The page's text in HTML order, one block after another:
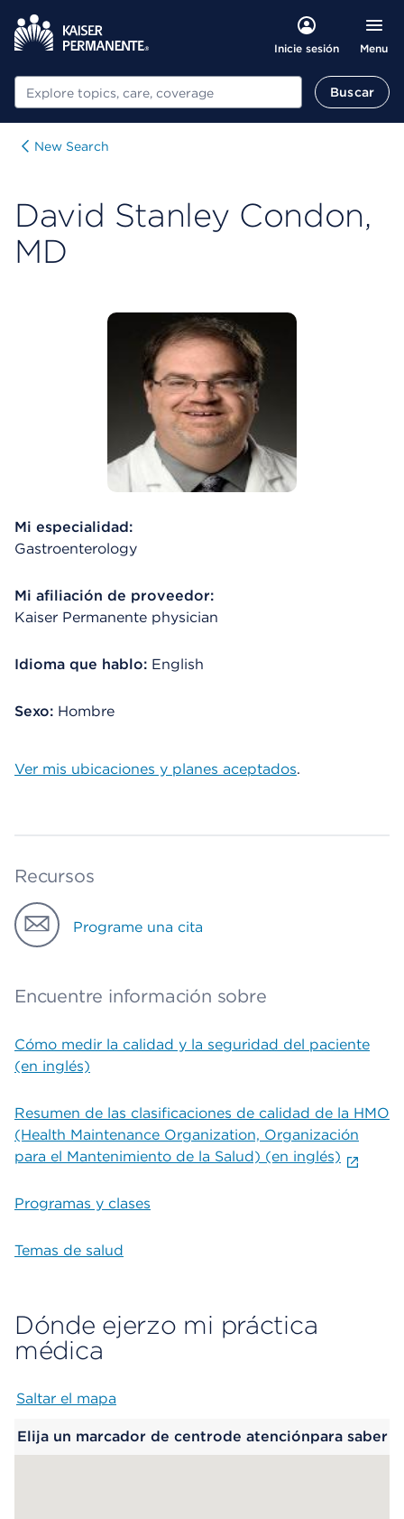
Inicie sesión Menu
Buscar Buscar
New Search
David Stanley Condon,
MD
Mi especialidad:
Gastroenterology
Mi afiliación de proveedor:
Kaiser Permanente physician
Idioma que hablo: English
Sexo: Hombre
Ver mis ubicaciones y planes aceptados.
Recursos
Programe una cita
Encuentre información sobre
Cómo medir la calidad y la seguridad del paciente
(en inglés)
Resumen de las clasificaciones de calidad de la HMO
(Health Maintenance Organization, Organización
para el Mantenimiento de la Salud) (en inglés)
Programas y clases
Temas de salud
Dónde ejerzo mi práctica
médica
Saltar el mapa
Elija un marcador de centrode atenciónpara saber